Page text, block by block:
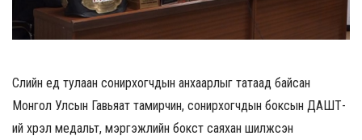
Сүүлийн үед тулаан сонирхогчдын анхаарлыг татаад байсан
Монгол Улсын Гавьяат тамирчин, сонирхогчдын боксын ДАШТ-
ий хүрэл медальт, мэргэжлийн бокст саяхан шилжсэн